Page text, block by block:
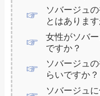
ソバージュ
とはあります
女性がソバ
ですか？
ソバージュ
らいですか？
ソバージュ